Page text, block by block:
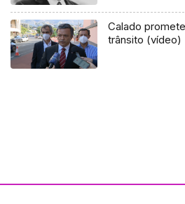
Calado
trânsito (vídeo)